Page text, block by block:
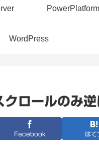
PowerPlatform
WordPress
ロールのみ
Facebook はて